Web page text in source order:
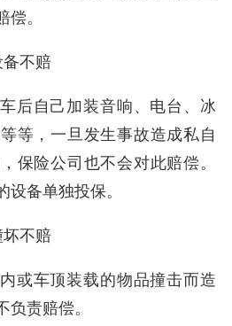
。
不赔
后自己加装音响、电台、冰
等，一旦发生事故造成私自
保险公司也不会对此赔偿。
设备单独投保。
不赔
或车顶装载的物品撞击而造
负责赔偿。